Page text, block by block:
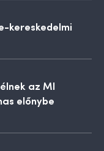
kereskedelmi
az MI
előnybe